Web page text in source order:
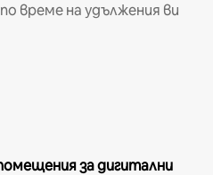
време на удължения ви
за дигитални